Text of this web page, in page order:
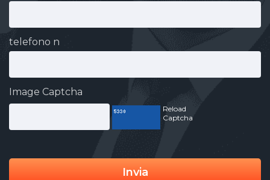
telefono n
Image Captcha
Reload
Captcha
Invia